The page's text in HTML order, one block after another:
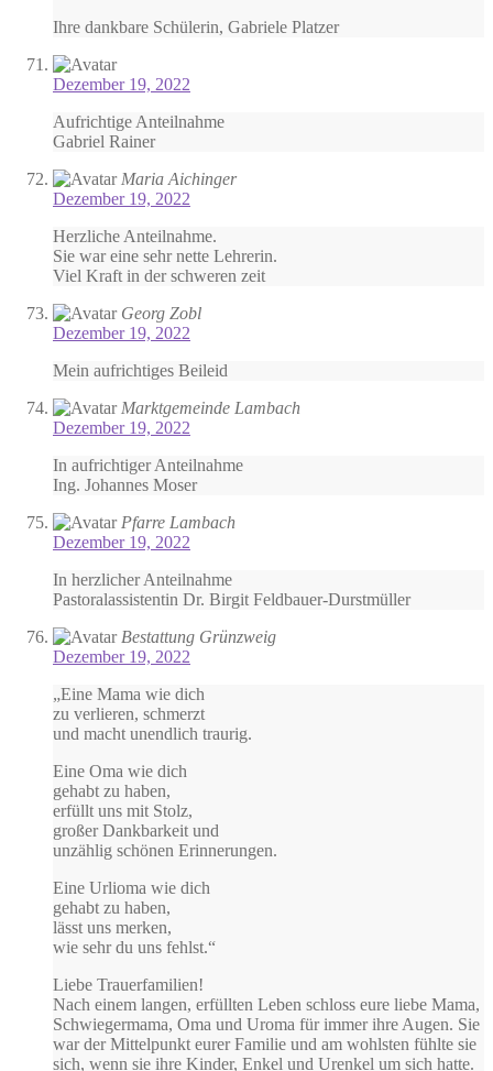
Ihre dankbare Schülerin, Gabriele Platzer
Dezember 19, 2022
Aufrichtige Anteilnahme
Gabriel Rainer
Maria Aichinger
Dezember 19, 2022
Herzliche Anteilnahme.
Sie war eine sehr nette Lehrerin.
Viel Kraft in der schweren zeit
Georg Zobl
Dezember 19, 2022
Mein aufrichtiges Beileid
Marktgemeinde Lambach
Dezember 19, 2022
In aufrichtiger Anteilnahme
Ing. Johannes Moser
Pfarre Lambach
Dezember 19, 2022
In herzlicher Anteilnahme
Pastoralassistentin Dr. Birgit Feldbauer-Durstmüller
Bestattung Grünzweig
Dezember 19, 2022
„Eine Mama wie dich
zu verlieren, schmerzt
und macht unendlich traurig.
Eine Oma wie dich
gehabt zu haben,
erfüllt uns mit Stolz,
großer Dankbarkeit und
unzählig schönen Erinnerungen.
Eine Urlioma wie dich
gehabt zu haben,
lässt uns merken,
wie sehr du uns fehlst.“
Liebe Trauerfamilien!
Nach einem langen, erfüllten Leben schloss eure liebe Mama,
Schwiegermama, Oma und Uroma für immer ihre Augen. Sie
war der Mittelpunkt eurer Familie und am wohlsten fühlte sie
sich, wenn sie ihre Kinder, Enkel und Urenkel um sich hatte.